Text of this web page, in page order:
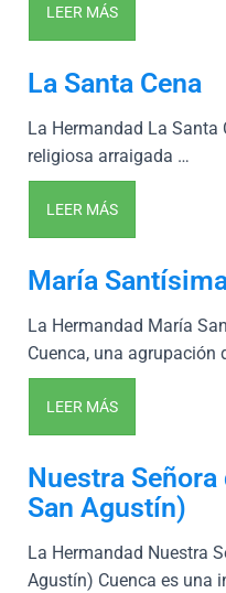
LEER MÁS
La Santa Cena
La Hermandad La Santa
religiosa arraigada …
LEER MÁS
María
La Hermandad María
Cuenca, una agrupación
LEER MÁS
Nuestra Señora
San Agustín)
La Hermandad Nuestra
Agustín) Cuenca es una